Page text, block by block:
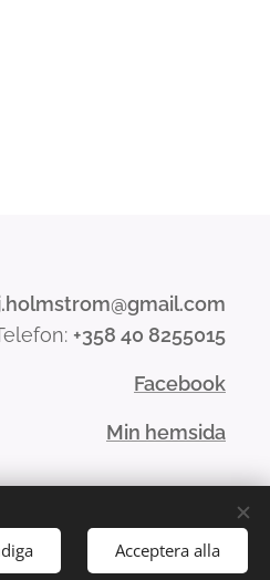
+358 40 8255015
Facebook
Min hemsida
Acceptera alla